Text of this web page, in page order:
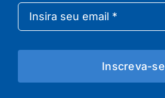
Inscreva-se